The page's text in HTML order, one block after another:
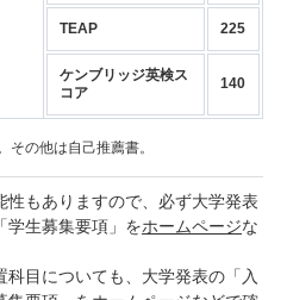
TEAP 225
ケンブリッジ英検ス
コア
140
の他は自己推薦書。
もありますので、必ず大学発表
学生募集要項」をホームページな
目についても、大学発表の「入